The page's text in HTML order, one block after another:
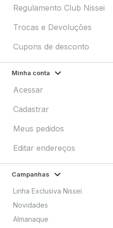
Regulamento Club Nissei
Trocas e Devoluções
Cupons de desconto
Minha conta
Acessar
Cadastrar
Meus pedidos
Editar endereços
Campanhas
Linha Exclusiva Nissei
Novidades
Almanaque